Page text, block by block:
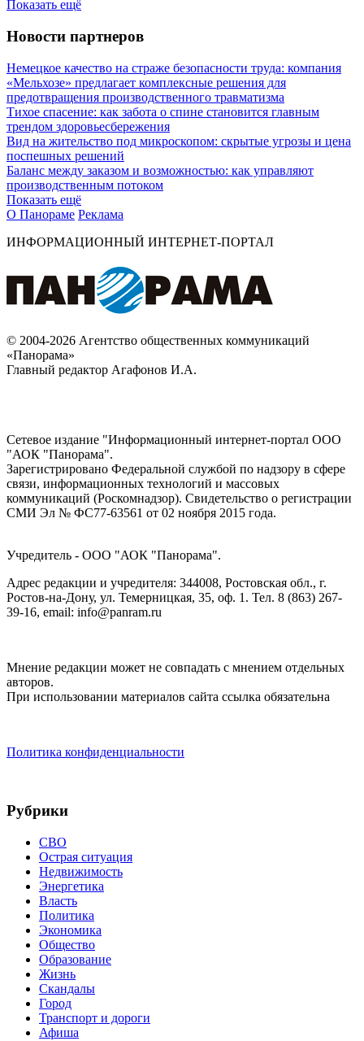
Показать ещё
Новости партнеров
Немецкое качество на страже безопасности труда: компания
«Мельхозе» предлагает комплексные решения для
предотвращения производственного травматизма
Тихое спасение: как забота о спине становится главным
трендом здоровьесбережения
Вид на жительство под микроскопом: скрытые угрозы и цена
поспешных решений
Баланс между заказом и возможностью: как управляют
производственным потоком
Показать ещё
О Панораме Реклама
ИНФОРМАЦИОННЫЙ ИНТЕРНЕТ-ПОРТАЛ
© 2004-2026 Агентство общественных коммуникаций
«Панорама»
Главный редактор Агафонов И.А.
Сетевое издание "Информационный интернет-портал ООО
"АОК "Панорама".
Зарегистрировано Федеральной службой по надзору в сфере
связи, информационных технологий и массовых
коммуникаций (Роскомнадзор). Cвидетельство о регистрации
СМИ Эл № ФС77-63561 от 02 ноября 2015 года.
Учредитель - ООО "АОК "Панорама".
Адрес редакции и учредителя: 344008, Ростовская обл., г.
Ростов-на-Дону, ул. Темерницкая, 35, оф. 1. Тел. 8 (863) 267-
39-16, email: info@panram.ru
Мнение редакции может не совпадать с мнением отдельных
авторов.
При использовании материалов сайта ссылка обязательна
Политика конфиденциальности
Рубрики
СВО
Острая ситуация
Недвижимость
Энергетика
Власть
Политика
Экономика
Общество
Образование
Жизнь
Скандалы
Город
Транспорт и дороги
Афиша